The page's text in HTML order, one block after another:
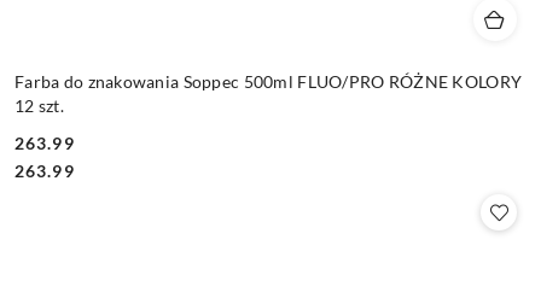
Farba do znakowania Soppec 500ml FLUO/PRO RÓŻNE KOLORY
12 szt.
Cena:
263.99
Cena:
263.99